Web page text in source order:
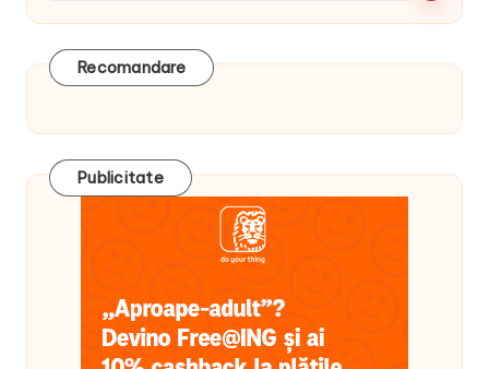
Recomandare
Publicitate